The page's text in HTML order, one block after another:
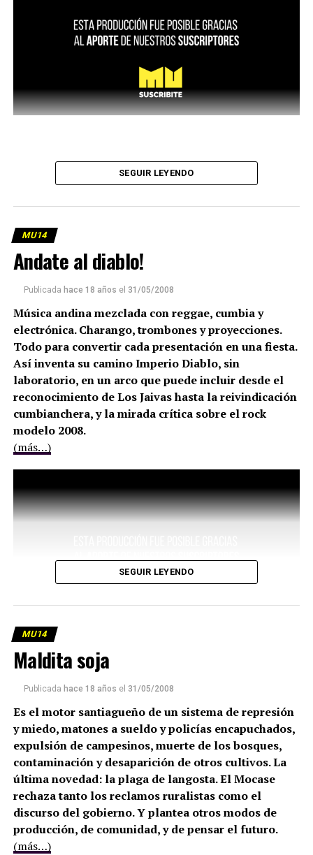
SEGUIR LEYENDO
MU14
Andate al diablo!
Publicada hace 18 años el 31/05/2008
Música andina mezclada con reggae, cumbia y
electrónica. Charango, trombones y proyecciones.
Todo para convertir cada presentación en una fiesta.
Así inventa su camino Imperio Diablo, sin
laboratorio, en un arco que puede incluir desde el
reconocimiento de Los Jaivas hasta la reivindicación
cumbianchera, y la mirada crítica sobre el rock
modelo 2008.
(más…)
SEGUIR LEYENDO
MU14
Maldita soja
Publicada hace 18 años el 31/05/2008
Es el motor santiagueño de un sistema de represión
y miedo, matones a sueldo y policías encapuchados,
expulsión de campesinos, muerte de los bosques,
contaminación y desaparición de otros cultivos. La
última novedad: la plaga de langosta. El Mocase
rechaza tanto los reclamos ruralistas como el
discurso del gobierno. Y plantea otros modos de
producción, de comunidad, y de pensar el futuro.
(más…)